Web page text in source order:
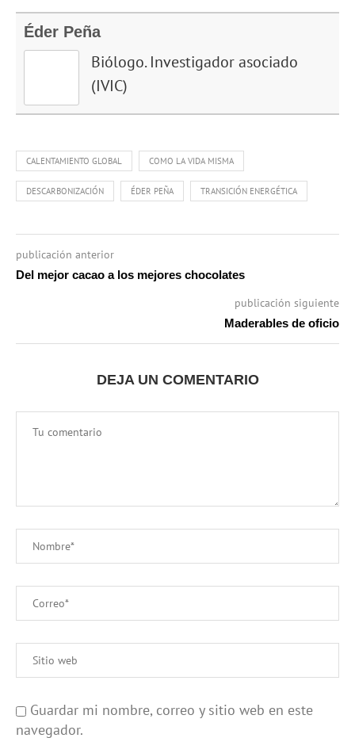
Éder Peña
Biólogo. Investigador asociado
(IVIC)
CALENTAMIENTO GLOBAL COMO LA VIDA MISMA
DESCARBONIZACIÓN ÉDER PEÑA TRANSICIÓN ENERGÉTICA
publicación anterior
Del mejor cacao a los mejores chocolates
publicación siguiente
Maderables de oficio
DEJA UN COMENTARIO
Guardar mi nombre, correo y sitio web en este
navegador.